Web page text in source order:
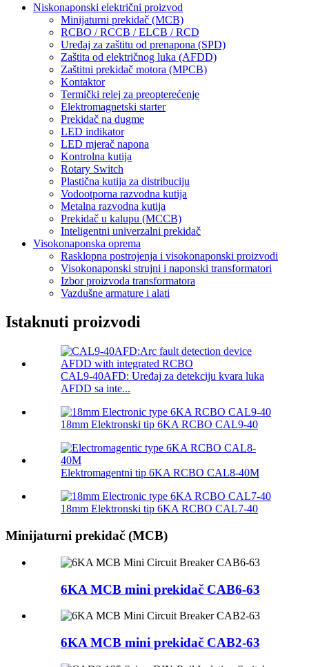
Niskonaponski električni proizvod
Minijaturni prekidač (MCB)
RCBO / RCCB / ELCB / RCD
Uređaj za zaštitu od prenapona (SPD)
Zaštita od električnog luka (AFDD)
Zaštitni prekidač motora (MPCB)
Kontaktor
Termički relej za preopterećenje
Elektromagnetski starter
Prekidač na dugme
LED indikator
LED mjerač napona
Kontrolna kutija
Rotary Switch
Plastična kutija za distribuciju
Vodootporna razvodna kutija
Metalna razvodna kutija
Prekidač u kalupu (MCCB)
Inteligentni univerzalni prekidač
Visokonaponska oprema
Rasklopna postrojenja i visokonaponski proizvodi
Visokonaponski strujni i naponski transformatori
Izbor proizvoda transformatora
Vazdušne armature i alati
Istaknuti proizvodi
CAL9-40AFD: Uređaj za detekciju kvara luka
AFDD sa inte...
18mm Elektronski tip 6KA RCBO CAL9-40
Elektromagentni tip 6KA RCBO CAL8-40M
18mm Elektronski tip 6KA RCBO CAL7-40
Minijaturni prekidač (MCB)
6KA MCB mini prekidač CAB6-63
6KA MCB mini prekidač CAB2-63